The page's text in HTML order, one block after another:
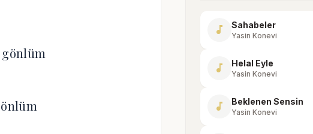
music_note Sahabeler
Yasin Konevi
music_note Helal Eyle
Yasin Konevi
music_note Beklenen Sensin
Yasin Konevi